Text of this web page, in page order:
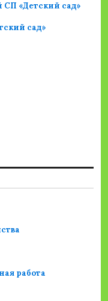
«Детский сад»
сад»
работа